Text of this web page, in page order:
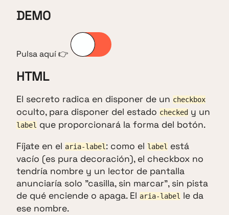
DEMO
Pulsa aquí 👉
HTML
El secreto radica en disponer de un checkbox
oculto, para disponer del estado checked y un
label que proporcionará la forma del botón.
Fíjate en el aria-label: como el label está
vacío (es pura decoración), el checkbox no
tendría nombre y un lector de pantalla
anunciaría solo "casilla, sin marcar", sin pista
de qué enciende o apaga. El aria-label le da
ese nombre.